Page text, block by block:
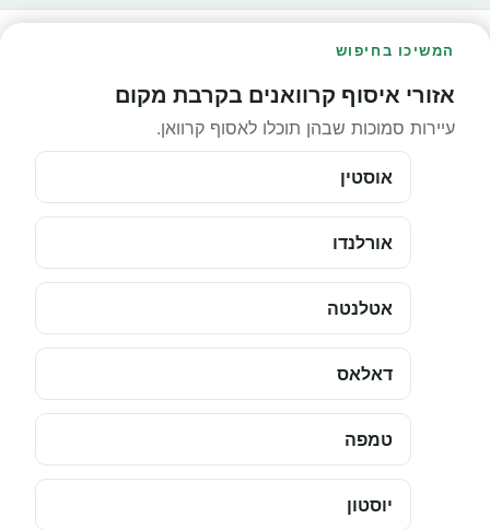
המשיכו בחיפוש
אזורי איסוף קרוואנים בקרבת מקום
עיירות סמוכות שבהן תוכלו לאסוף קרוואן.
אוסטין
אורלנדו
אטלנטה
דאלאס
טמפה
יוסטון